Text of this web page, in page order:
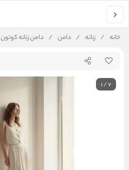
خانه / زنانه / دامن / دامن زنانه کوتون Koton کد 6SAK70004UW
1/7